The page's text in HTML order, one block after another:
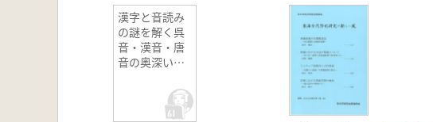
漢字と音読み
の謎を解く呉
音・漢音・唐
音の奥深い世